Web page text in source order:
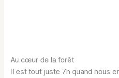
Au cœur de la forêt
Il est tout juste 7h quand nous